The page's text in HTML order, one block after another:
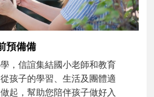
大的那個男人│讀懂父親的
擅長當爸爸！男人總是在一次
」的體驗中，跟著孩子一起長